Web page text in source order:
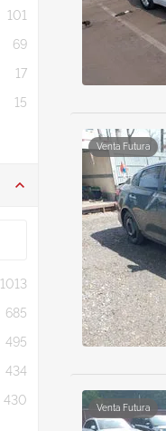
101
69
17
15
1013
685
495
434
430
Venta Futura
Venta Futura